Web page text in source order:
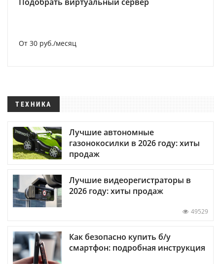
От 30 руб./месяц
ТЕХНИКА
Лучшие автономные
газонокосилки в 2026 году: хиты
продаж
Лучшие видеорегистраторы в
2026 году: хиты продаж
49529
Как безопасно купить б/у
смартфон: подробная инструкция